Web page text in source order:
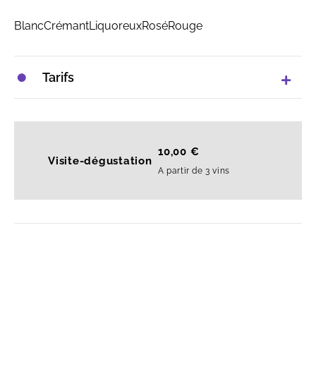
BlancCrémantLiquoreuxRoséRouge
Tarifs
Visite-dégustation
10,00 €
A partir de 3 vins